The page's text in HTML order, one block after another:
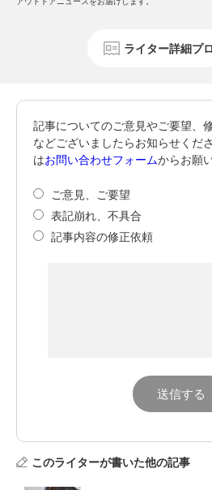
ライター詳細プ
記事についてのご意見やご要望、
などございましたらお知らせくだ
はお問い合わせフォームからお願
ご意見、ご要望
表記崩れ、不具合
記事内容の修正依頼
このライターが書いた他の記事